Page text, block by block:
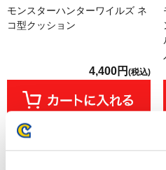
モンスターハンターワイルズ ネ
コ型クッション
4,400円 (税込)